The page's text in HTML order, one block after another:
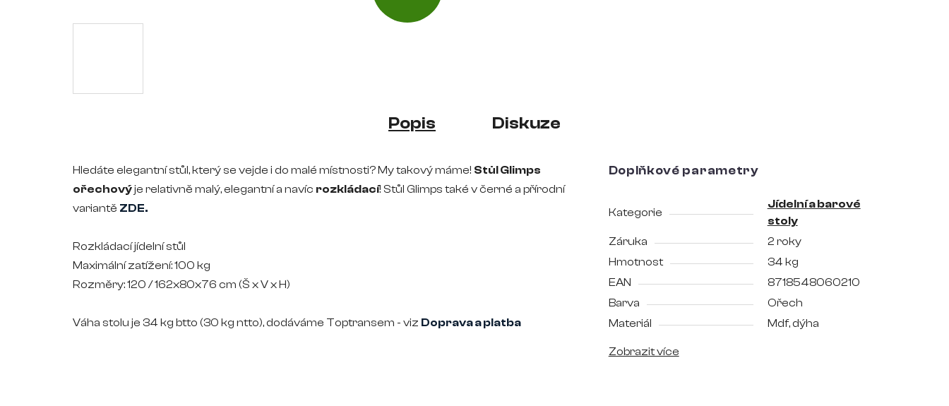
Popis Diskuze
Hledáte elegantní stůl, který se vejde i do malé místnosti? My takový máme! Stůl Glimps
ořechovýje relativně malý, elegantní a navíc rozkládací! Stůl Glimps také v černé a přírodní
variantě ZDE.
Rozkládacíjídelnístůl
Maximální zatížení: 100 kg
Rozměry: 120 / 162x80x76 cm (Š x V x H)
Váha stolu je 34 kg btto (30 kg ntto), dodáváme Toptransem - viz Doprava a platba
Doplňkové parametry
Kategorie
Jídelní a barové
stoly
Záruka
2 roky
Hmotnost
34 kg
EAN
8718548060210
Barva
Ořech
Materiál
Mdf, dýha
Zobrazit více